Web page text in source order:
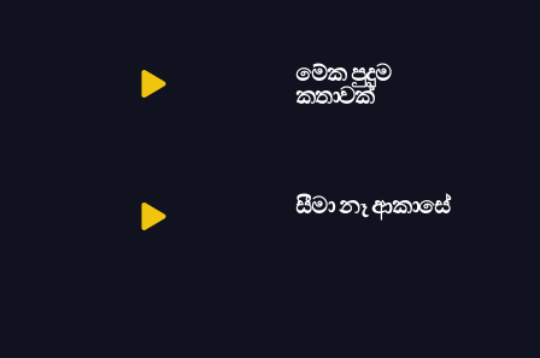
මේක පුදුම
කතාවක්
සීමා නෑ ආකාසේ